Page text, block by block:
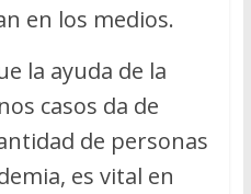
en los medios.
la ayuda de la
casos da de
de personas
es vital en